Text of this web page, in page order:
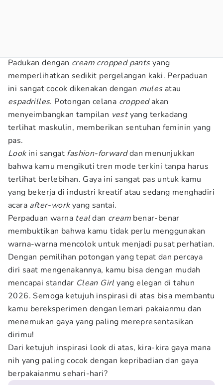
Padukan dengan cream cropped pantsyang
memperlihatkan sedikit pergelangan kaki. Perpaduan
ini sangat cocok dikenakan dengan mulesatau
espadrilles. Potongan celana croppedakan
menyeimbangkan tampilan vestyang terkadang
terlihat maskulin, memberikan sentuhan feminin yang
pas.
Lookini sangat fashion-forwarddan menunjukkan
bahwa kamu mengikuti tren mode terkini tanpa harus
terlihat berlebihan. Gaya ini sangat pas untuk kamu
yang bekerja di industri kreatif atau sedang menghadiri
acara after-workyang santai.
Perpaduan warna tealdan cream benar-benar
membuktikan bahwa kamu tidak perlu menggunakan
warna-warna mencolok untuk menjadi pusat perhatian.
Dengan pemilihan potongan yang tepat dan percaya
diri saat mengenakannya, kamu bisa dengan mudah
mencapai standar Clean Girlyang elegan di tahun
2026. Semoga ketujuh inspirasi di atas bisa membantu
kamu bereksperimen dengan lemari pakaianmu dan
menemukan gaya yang paling merepresentasikan
dirimu!
Dari ketujuh inspirasi look di atas, kira-kira gaya mana
nih yang paling cocok dengan kepribadian dan gaya
berpakaianmu sehari-hari?